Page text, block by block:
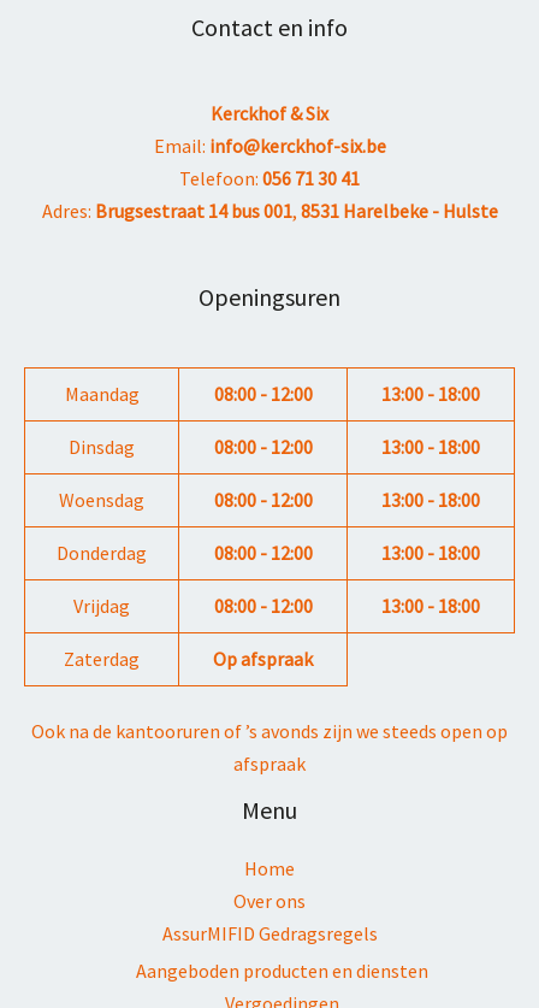
Contact en info
Kerckhof & Six
Email: info@kerckhof-six.be
Telefoon: 056 71 30 41
Adres: Brugsestraat 14 bus 001, 8531 Harelbeke - Hulste
Openingsuren
Maandag 08:00 - 12:00 13:00 - 18:00
Dinsdag 08:00 - 12:00 13:00 - 18:00
Woensdag 08:00 - 12:00 13:00 - 18:00
Donderdag 08:00 - 12:00 13:00 - 18:00
Vrijdag 08:00 - 12:00 13:00 - 18:00
Zaterdag Op afspraak
Ook na de kantooruren of ’s avonds zijn we steeds open op
afspraak
Menu
Home
Over ons
AssurMIFID Gedragsregels
Aangeboden producten en diensten